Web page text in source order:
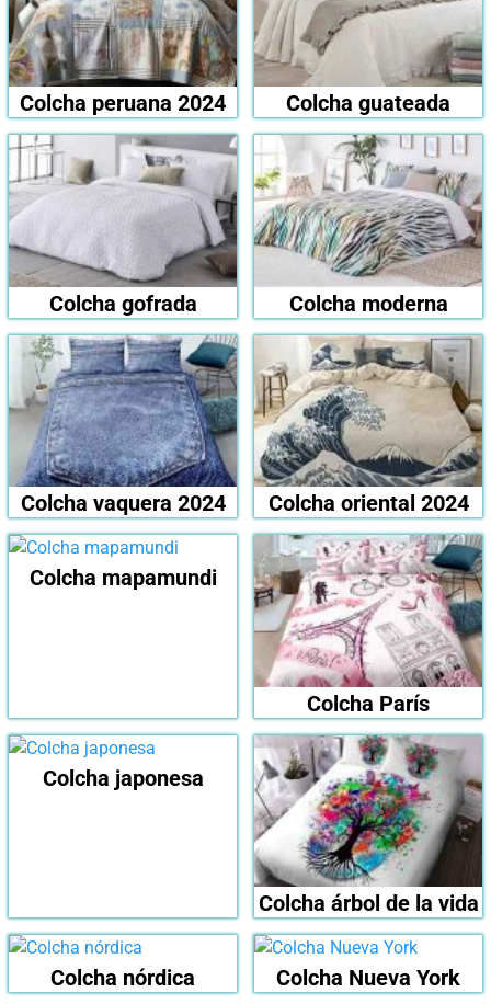
Colcha peruana 2024 Colcha guateada
Colcha gofrada Colcha moderna
Colcha vaquera 2024 Colcha oriental 2024
Colcha mapamundi
Colcha París
Colcha japonesa
Colcha árbol de la vida
Colcha nórdica Colcha Nueva York